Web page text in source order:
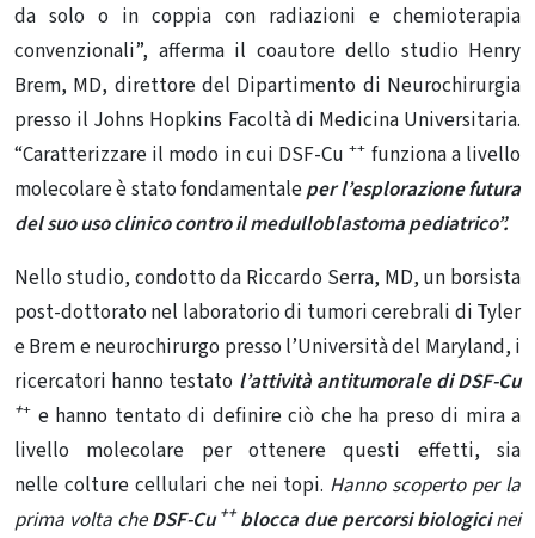
da solo o in coppia con radiazioni e chemioterapia
convenzionali”, afferma il coautore dello studio Henry
Brem, MD, direttore del Dipartimento di Neurochirurgia
presso il Johns Hopkins Facoltà di Medicina Universitaria.
“Caratterizzare il modo in cui DSF-Cu++ funziona a livello
molecolare è stato fondamentaleper l’esplorazione futura
del suo uso clinico contro il medulloblastoma pediatrico”.
Nello studio, condotto da Riccardo Serra, MD, un borsista
post-dottorato nel laboratorio di tumori cerebrali di Tyler
e Brem e neurochirurgo presso l’Università del Maryland, i
ricercatori hanno testato l’attività antitumorale di DSF-Cu
++ e hanno tentato di definire ciò che ha preso di mira a
livello molecolare per ottenere questi effetti, sia
nelle colture cellulari che nei topi. Hanno scoperto per la
prima volta cheDSF-Cu ++blocca due percorsi biologicinei